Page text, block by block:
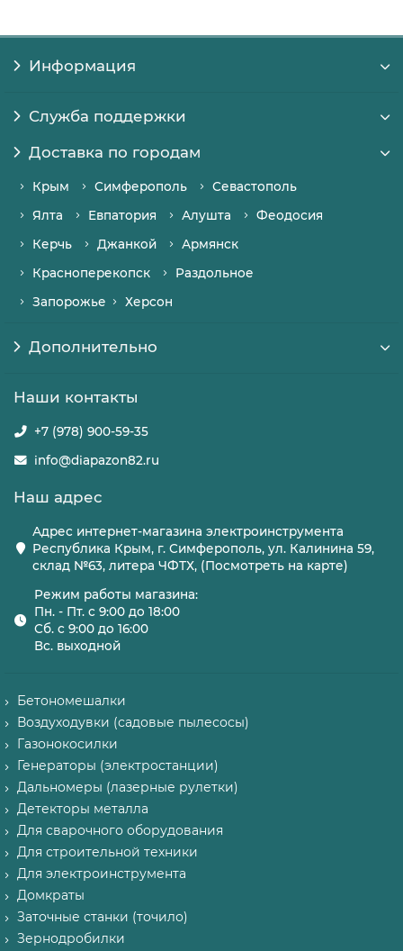
Информация
Служба поддержки
Доставка по городам
Крым Симферополь
Севастополь
Ялта
Евпатория Алушта
Феодосия
Керчь
Джанкой
Армянск
Красноперекопск
Раздольное
Запорожье
Херсон
Дополнительно
Наши контакты
+7 (978) 900-59-35
info@diapazon82.ru
Наш адрес
Адрес интернет-магазина электроинструмента
Республика Крым, г. Симферополь, ул. Калинина 59,
склад №63, литера ЧФТХ, (Посмотреть на карте)
Режим работы магазина:
Пн. - Пт. с 9:00 до 18:00
Сб. с 9:00 до 16:00
Вс. выходной
Бетономешалки
Воздуходувки (садовые пылесосы)
Газонокосилки
Генераторы (электростанции)
Дальномеры (лазерные рулетки)
Детекторы металла
Для сварочного оборудования
Для строительной техники
Для электроинструмента
Домкраты
Заточные станки (точило)
Зернодробилки